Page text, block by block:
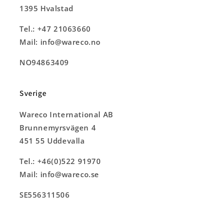
1395 Hvalstad
Tel.: +47 21063660
Mail: info@wareco.no
NO94863409
Sverige
Wareco International AB
Brunnemyrsvägen 4
451 55 Uddevalla
Tel.: +46(0)522 91970
Mail: info@wareco.se
SE556311506